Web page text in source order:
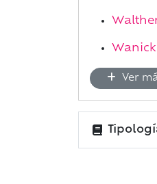
Ver